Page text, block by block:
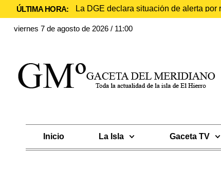
ÚLTIMA HORA: La DGE declara situación de alerta
viernes 7 de agosto de 2026 / 11:00
Inicio La Isla Gaceta TV